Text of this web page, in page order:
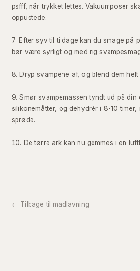
psfff, når trykket lettes. Vakuumposer
oppustede.
Efter syv til ti dage kan du smage på
bør være syrligt og med rig
Dryp svampene af, og blend dem helt
Smør svampemassen tyndt ud på din
silikonemåtter, og dehydrér i 8-10 timer,
sprøde.
De tørre ark kan nu gemmes i en
← Tilbage til madlavning